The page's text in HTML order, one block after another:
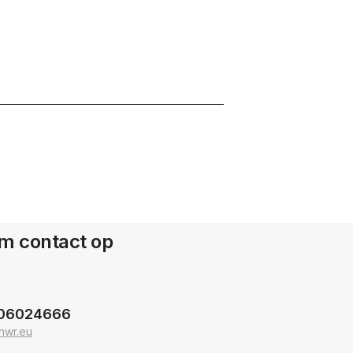
contact op